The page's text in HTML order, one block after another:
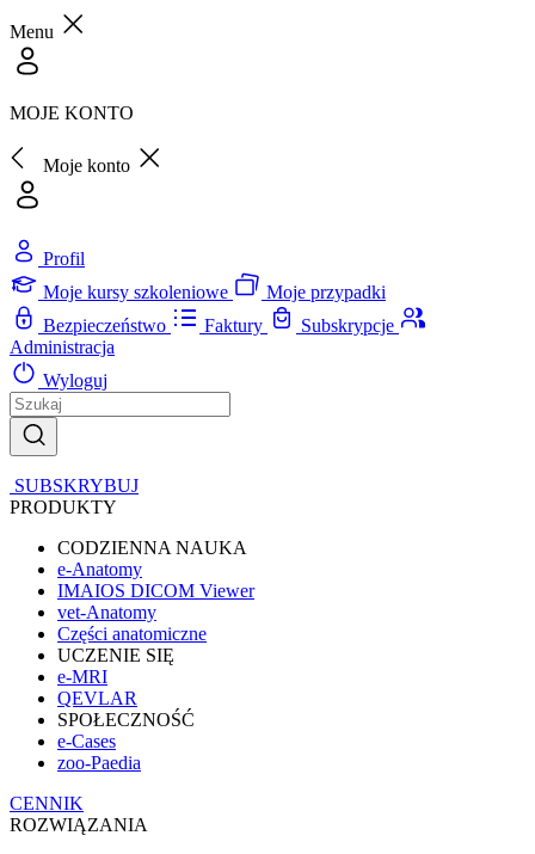
Menu
MOJE KONTO
Moje konto
Profil
Moje kursy szkoleniowe
Moje przypadki
Bezpieczeństwo
Faktury
Subskrypcje
Administracja
Wyloguj
SUBSKRYBUJ
PRODUKTY
CODZIENNA NAUKA
e-Anatomy
IMAIOS DICOM Viewer
vet-Anatomy
Części anatomiczne
UCZENIE SIĘ
e-MRI
QEVLAR
SPOŁECZNOŚĆ
e-Cases
zoo-Paedia
CENNIK
ROZWIĄZANIA